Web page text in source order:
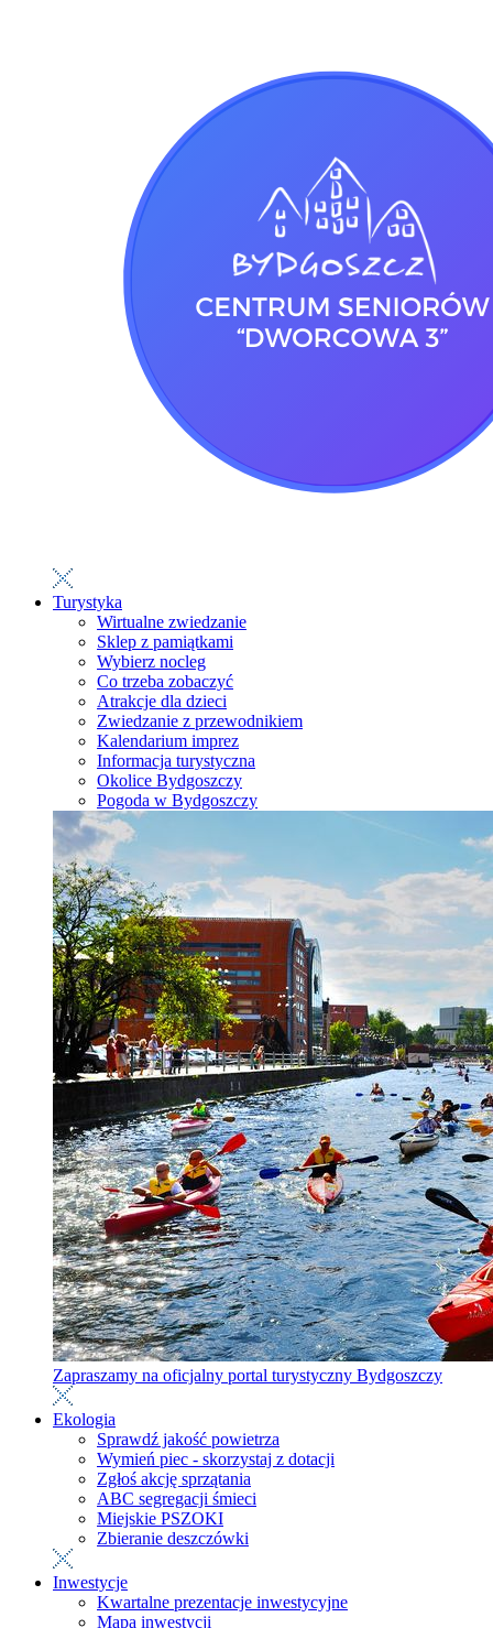
Turystyka
Wirtualne zwiedzanie
Sklep z pamiątkami
Wybierz nocleg
Co trzeba zobaczyć
Atrakcje dla dzieci
Zwiedzanie z przewodnikiem
Kalendarium imprez
Informacja turystyczna
Okolice Bydgoszczy
Pogoda w Bydgoszczy
Zapraszamy na oficjalny portal turystyczny Bydgoszczy
Ekologia
Sprawdź jakość powietrza
Wymień piec - skorzystaj z dotacji
Zgłoś akcję sprzątania
ABC segregacji śmieci
Miejskie PSZOKI
Zbieranie deszczówki
Inwestycje
Kwartalne prezentacje inwestycyjne
Mapa inwestycji